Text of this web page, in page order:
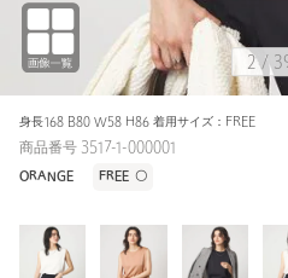
身長168 B80 W58 H86 着用サイズ：FREE
2/
商品番号 3517-1-000001
ORANGE FREE 〇